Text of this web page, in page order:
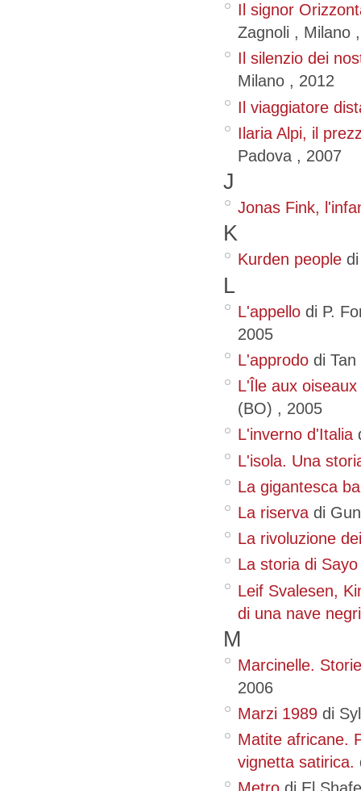
Il signor
Zagnoli , Milano
Il silenzio dei
Milano , 2012
Il viaggiatore
Ilaria Alpi, il
Padova , 2007
J
Jonas Fink,
K
Kurden people
L
L'appello di P.
2005
L'approdo di Tan
L'Île aux oiseaux
(BO) , 2005
L'inverno d'Italia
L'isola. Una
La gigantesca
La riserva di
La rivoluzione
La storia di Sayo
Leif Svalesen,
di una nave
M
Marcinelle.
2006
Marzi 1989 di
Matite africane.
vignetta satirica.